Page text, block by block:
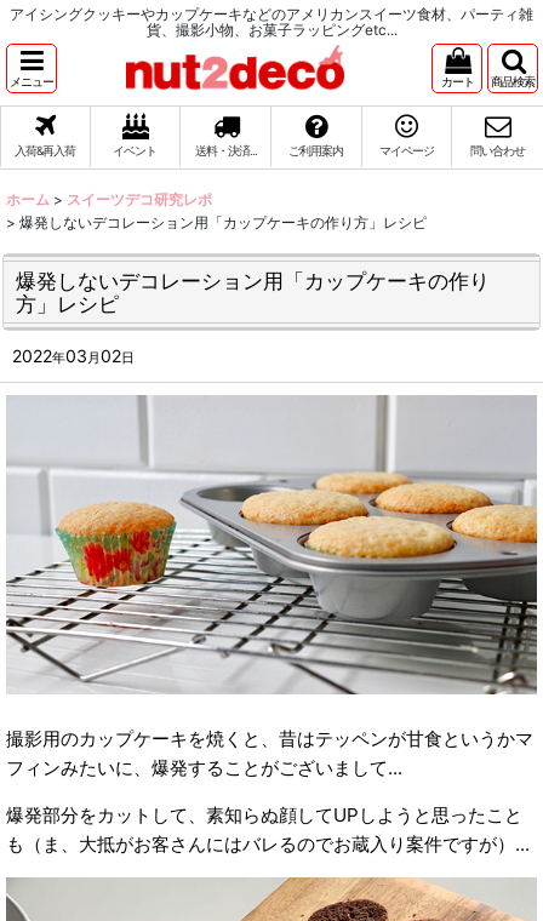
アイシングクッキーやカップケーキなどのアメリカンスイーツ食材、パーティ雑
貨、撮影小物、お菓子ラッピングetc...
メニュー カート 商品検索
入荷&再入荷 イベント 送料・決済... ご利用案内 マイページ 問い合わせ
ホーム > スイーツデコ研究レポ
> 爆発しないデコレーション用「カップケーキの作り方」レシピ
爆発しないデコレーション用「カップケーキの作り
方」レシピ
2022年03 月02日
撮影用のカップケーキを焼くと、昔はテッペンが甘食というかマ
フィンみたいに、爆発することがございまして...
爆発部分をカットして、素知らぬ顔してUPしようと思ったこと
も（ま、大抵がお客さんにはバレるのでお蔵入り案件ですが）...